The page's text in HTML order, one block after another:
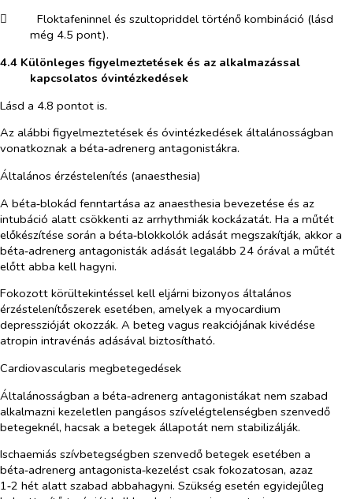
​
Floktafeninnel és szultopriddel történő kombináció (lásd
még 4.5 pont).
4.4 Különleges figyelmeztetések és az alkalmazással
kapcsolatos óvintézkedések
Lásd a 4.8 pontot is.
Az alábbi figyelmeztetések és óvintézkedések általánosságban
vonatkoznak a béta‑adrenerg antagonistákra.
Általános érzéstelenítés (anaesthesia)
A béta‑blokád fenntartása az anaesthesia bevezetése és az
intubáció alatt csökkenti az arrhythmiák kockázatát. Ha a műtét
előkészítése során a béta‑blokkolók adását megszakítják, akkor a
béta‑adrenerg antagonisták adását legalább 24 órával a műtét
előtt abba kell hagyni.
Fokozott körültekintéssel kell eljárni bizonyos általános
érzéstelenítőszerek esetében, amelyek a myocardium
depresszióját okozzák. A beteg vagus reakciójának kivédése
atropin intravénás adásával biztosítható.
Cardiovascularis megbetegedések
Általánosságban a béta‑adrenerg antagonistákat nem szabad
alkalmazni kezeletlen pangásos szívelégtelenségben szenvedő
betegeknél, hacsak a betegek állapotát nem stabilizálják.
Ischaemiás szívbetegségben szenvedő betegek esetében a
béta‑adrenerg antagonista‑kezelést csak fokozatosan, azaz
1‑2 hét alatt szabad abbahagyni. Szükség esetén egyidejűleg